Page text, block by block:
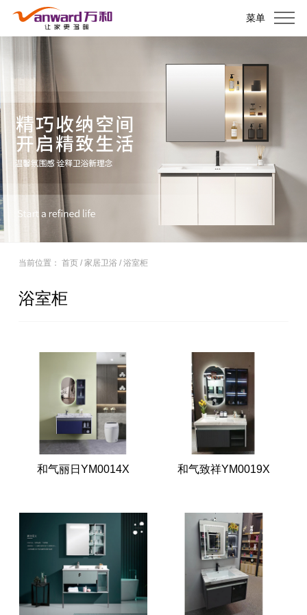
菜单
当前位置： 首页/ 家居卫浴 / 浴室柜
浴室柜
和气丽日YM0014X 和气致祥YM0019X